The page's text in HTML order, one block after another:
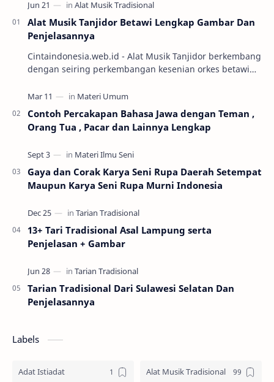
Alat Musik Tanjidor Betawi Lengkap Gambar Dan
Penjelasannya
Cintaindonesia.web.id - Alat Musik Tanjidor berkembang
dengan seiring perkembangan kesenian orkes betawi
Contoh Percakapan Bahasa Jawa dengan Teman ,
Orang Tua , Pacar dan Lainnya Lengkap
Gaya dan Corak Karya Seni Rupa Daerah Setempat
Maupun Karya Seni Rupa Murni Indonesia
13+ Tari Tradisional Asal Lampung serta
Penjelasan + Gambar
Tarian Tradisional Dari Sulawesi Selatan Dan
Penjelasannya
Labels
Adat Istiadat Alat Musik Tradisional